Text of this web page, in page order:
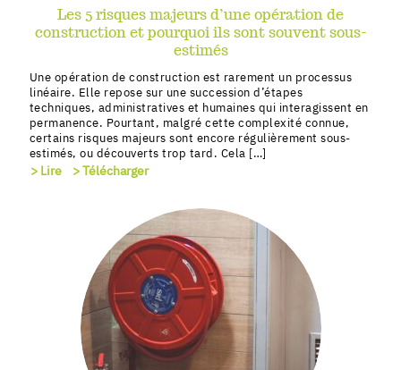
Les 5 risques majeurs d’une opération de
construction et pourquoi ils sont souvent sous-
estimés
Une opération de construction est rarement un processus
linéaire. Elle repose sur une succession d’étapes
techniques, administratives et humaines qui interagissent en
permanence. Pourtant, malgré cette complexité connue,
certains risques majeurs sont encore régulièrement sous-
estimés, ou découverts trop tard. Cela […]
> Lire > Télécharger